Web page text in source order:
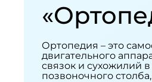
Ортопедия – это
двигательного
связок и сухожилий
позвоночного